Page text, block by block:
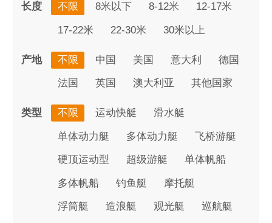
长度 不限 8米以下 8-12米 12-17米
17-22米 22-30米 30米以上
产地 不限 中国 美国 意大利 德国
法国 英国 澳大利亚 其他国家
类型 不限 运动快艇 滑水艇
单体动力艇 多体动力艇 飞桥游艇
硬顶运动型 超级游艇 单体帆船
多体帆船 钓鱼艇 摩托艇
浮筒艇 造浪艇 观光艇 巡航艇